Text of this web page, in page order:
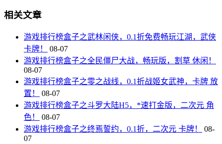
相关文章
游戏排行榜盒子之武林闲侠，0.1折免费畅玩江湖，武侠
卡牌！
08-07
游戏排行榜盒子之全民僵尸大战，畅玩版，割草 休闲！
08-07
游戏排行榜盒子之零之战线，0.1折战姬女武神，卡牌 放
置！
08-07
游戏排行榜盒子之斗罗大陆H5，*速打金版，二次元 角
色！
08-07
游戏排行榜盒子之终焉誓约，0.1折，二次元 卡牌！
08-
07